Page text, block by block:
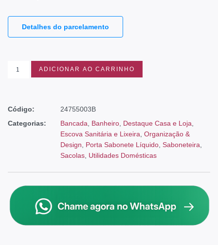
Detalhes do parcelamento
ADICIONAR AO CARRINHO
Código:
24755003B
Categorias:
Bancada Banheiro Destaque Casa e Loja
Escova Sanitária e Lixeira Organização &
Design
Porta Sabonete Líquido Saboneteira
Sacolas Utilidades Domésticas